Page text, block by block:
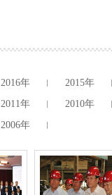
2016年
2015年
2011年
2010年
2006年